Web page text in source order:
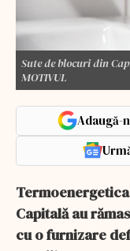
Sute de blocuri din
MOTIVUL
Adaugă-
Capitală au
cu o furnizare